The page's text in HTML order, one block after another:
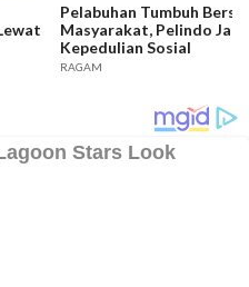
Pelabuhan Tumbuh
Masyarakat, Pelindo
Kepedulian Sosial
RAGAM